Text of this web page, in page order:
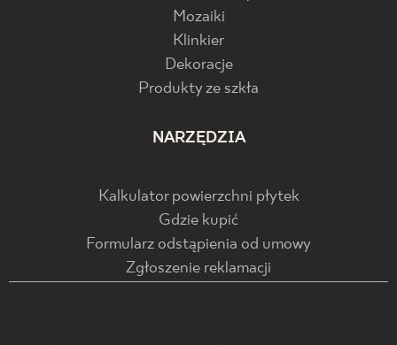
Mozaiki
Klinkier
Dekoracje
Produkty ze szkła
NARZĘDZIA
Kalkulator powierzchni płytek
Gdzie kupić
Formularz odstąpienia od umowy
Zgłoszenie reklamacji